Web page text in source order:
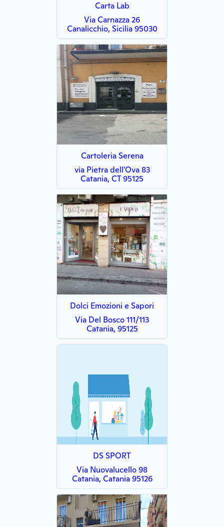
Carta Lab
Via Carnazza 26
Canalicchio, Sicilia 95030
Cartoleria Serena
via Pietra dell'Ova 83
Catania, CT 95125
Dolci Emozioni e Sapori
Via Del Bosco 111/113
Catania, 95125
DS SPORT
Via Nuovalucello 98
Catania, Catania 95126